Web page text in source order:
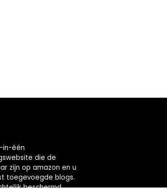
in-één
die de
zijn op amazon en u
toegevoegde blogs.
beschermd